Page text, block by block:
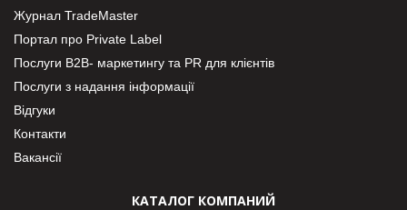
Журнал TradeMaster
Портал про Private Label
Послуги В2В- маркетингу та PR для клієнтів
Послуги з надання інформації
Відгуки
Контакти
Вакансії
КАТАЛОГ КОМПАНИЙ